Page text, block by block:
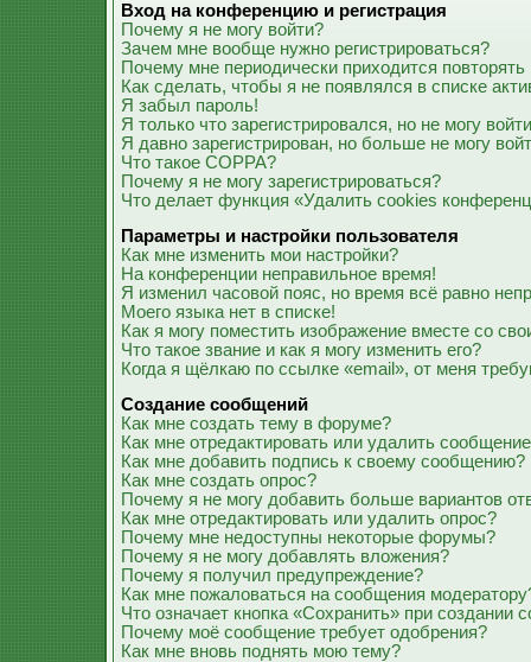
Вход на конференцию и регистрация
Почему я не могу войти?
Зачем мне вообще нужно регистрироваться?
Почему мне периодически приходится
Как сделать, чтобы я не появлялся в списке
Я забыл пароль!
Я только что зарегистрировался, но не могу
Я давно зарегистрирован, но больше не могу
Что такое COPPA?
Почему я не могу зарегистрироваться?
Что делает функция «Удалить cookies
Параметры и настройки пользователя
Как мне изменить мои настройки?
На конференции неправильное время!
Я изменил часовой пояс, но время всё равно
Моего языка нет в списке!
Как я могу поместить изображение вместе со
Что такое звание и как я могу изменить его?
Когда я щёлкаю по ссылке «email», от меня
Создание сообщений
Как мне создать тему в форуме?
Как мне отредактировать или удалить
Как мне добавить подпись к своему сообщению?
Как мне создать опрос?
Почему я не могу добавить больше вариантов
Как мне отредактировать или удалить опрос?
Почему мне недоступны некоторые форумы?
Почему я не могу добавлять вложения?
Почему я получил предупреждение?
Как мне пожаловаться на сообщения
Что означает кнопка «Сохранить» при создании
Почему моё сообщение требует одобрения?
Как мне вновь поднять мою тему?